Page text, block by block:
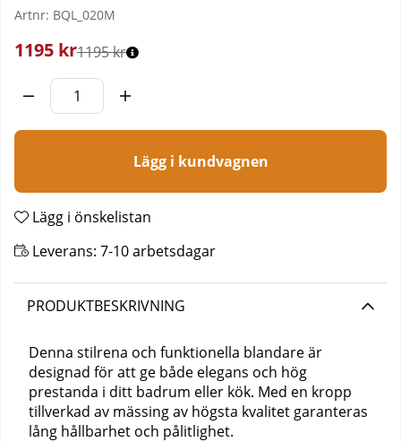
Artnr: BQL_020M
1195 kr1195 kr
Lägg i kundvagnen
Lägg i önskelistan
Leverans: 7-10 arbetsdagar
PRODUKTBESKRIVNING
Denna stilrena och funktionella blandare är
designad för att ge både elegans och hög
prestanda i ditt badrum eller kök. Med en kropp
tillverkad av mässing av högsta kvalitet garanteras
lång hållbarhet och pålitlighet.